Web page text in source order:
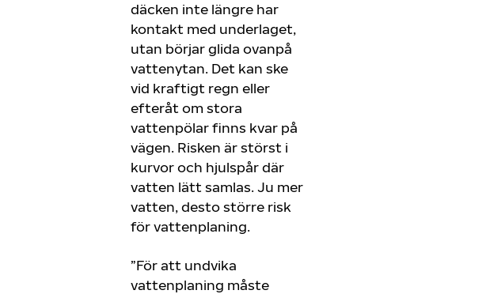
däcken inte längre har
kontakt med underlaget,
utan börjar glida ovanpå
vattenytan. Det kan ske
vid kraftigt regn eller
efteråt om stora
vattenpölar finns kvar på
vägen. Risken är störst i
kurvor och hjulspår där
vatten lätt samlas. Ju mer
vatten, desto större risk
för vattenplaning.
”För att undvika
vattenplaning måste